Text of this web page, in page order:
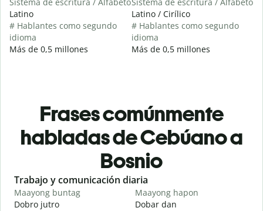
Latino
# Hablantes como segundo
idioma
Más de 0,5 millones
Latino / Cirílico
# Hablantes como segundo
idioma
Más de 0,5 millones
Frases comúnmente
habladas de Cebúano a
Bosnio
Slide 1 of 6
Trabajo y comunicación diaria
Maayong buntag
Dobro jutro
Maayong hapon
Dobar dan